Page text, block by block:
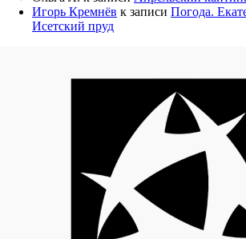
Игорь Кремнёв к записи Погода.
Исетский пруд